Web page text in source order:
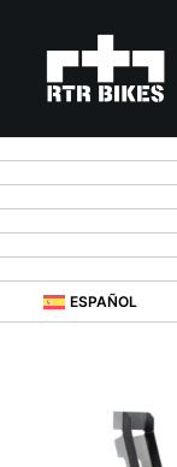
ESPAÑOL